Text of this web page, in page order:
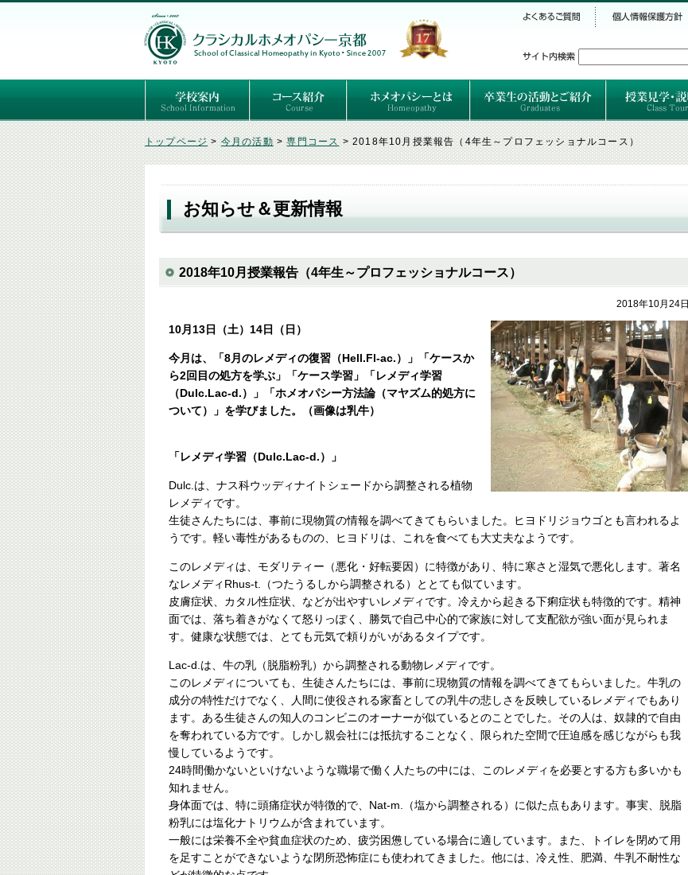
ごあいさつ
３つの基本理念
講師紹介
国際セミナー
ある日の学校生活（写真）
推薦者の声
よくあるご質問
予定表 はじめてのホメオパシー
セルフケアコース
専門コース（4年制）
専門コース（通信）
専門コース編入制度 ホメオパシーとは
クラシカルホメオパシーとは
オルガノンとは
ハーネマンの人生
ハーネマン以後のホメオパス
レメディの使い方ABC 卒業生のご紹介
卒業生の活動
トップページ>今月の活動>専門コース>2018年10月授業報告（4年生～プロフェッショナルコース）
お知らせ＆更新情報
2018年10月授業報告（4年生～プロフェッショナルコース）
2018年10月24日
10月13日（土）14日（日）
今月は、「8月のレメディの復習（Hell.Fl-ac.）」「ケースか
ら2回目の処方を学ぶ」「ケース学習」「レメディ学習
（Dulc.Lac-d.）」「ホメオパシー方法論（マヤズム的処方に
ついて）」を学びました。（画像は乳牛）
「レメディ学習（Dulc.Lac-d.）」
Dulc.は、ナス科ウッディナイトシェードから調整される植物
レメディです。
生徒さんたちには、事前に現物質の情報を調べてきてもらいました。ヒヨドリジョウゴとも言われるよ
うです。軽い毒性があるものの、ヒヨドリは、これを食べても大丈夫なようです。
このレメディは、モダリティー（悪化・好転要因）に特徴があり、特に寒さと湿気で悪化します。著名
なレメディRhus-t.（つたうるしから調整される）ととても似ています。
皮膚症状、カタル性症状、などが出やすいレメディです。冷えから起きる下痢症状も特徴的です。精神
面では、落ち着きがなくて怒りっぽく、勝気で自己中心的で家族に対して支配欲が強い面が見られま
す。健康な状態では、とても元気で頼りがいがあるタイプです。
Lac-d.は、牛の乳（脱脂粉乳）から調整される動物レメディです。
このレメディについても、生徒さんたちには、事前に現物質の情報を調べてきてもらいました。牛乳の
成分の特性だけでなく、人間に使役される家畜としての乳牛の悲しさを反映しているレメディでもあり
ます。ある生徒さんの知人のコンビニのオーナーが似ているとのことでした。その人は、奴隷的で自由
を奪われている方です。しかし親会社には抵抗することなく、限られた空間で圧迫感を感じながらも我
慢しているようです。
24時間働かないといけないような職場で働く人たちの中には、このレメディを必要とする方も多いかも
知れません。
身体面では、特に頭痛症状が特徴的で、Nat-m.（塩から調整される）に似た点もあります。事実、脱脂
粉乳には塩化ナトリウムが含まれています。
一般には栄養不全や貧血症状のため、疲労困憊している場合に適しています。また、トイレを閉めて用
を足すことができないような閉所恐怖症にも使われてきました。他には、冷え性、肥満、牛乳不耐性な